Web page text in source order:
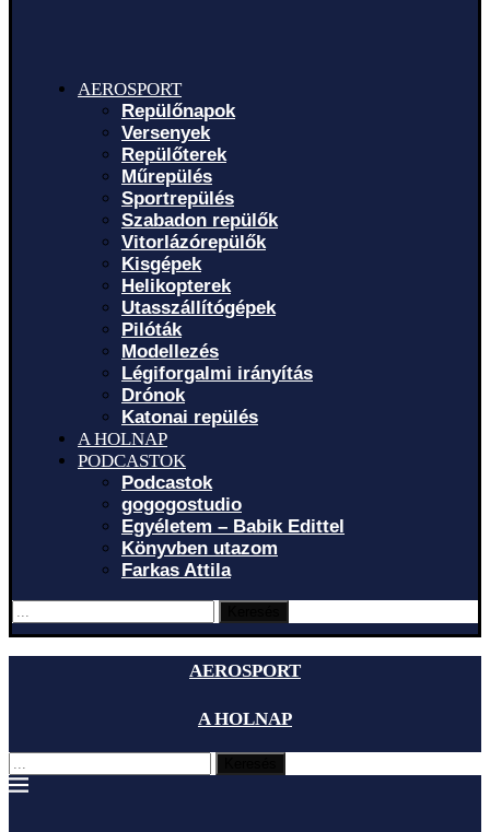
AEROSPORT
Repülőnapok
Versenyek
Repülőterek
Műrepülés
Sportrepülés
Szabadon repülők
Vitorlázórepülők
Kisgépek
Helikopterek
Utasszállítógépek
Pilóták
Modellezés
Légiforgalmi irányítás
Drónok
Katonai repülés
A HOLNAP
PODCASTOK
Podcastok
gogogostudio
Egyéletem – Babik Edittel
Könyvben utazom
Farkas Attila
AEROSPORT
A HOLNAP